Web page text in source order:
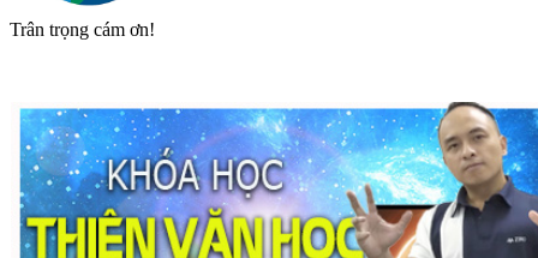
Trân trọng cám ơn!